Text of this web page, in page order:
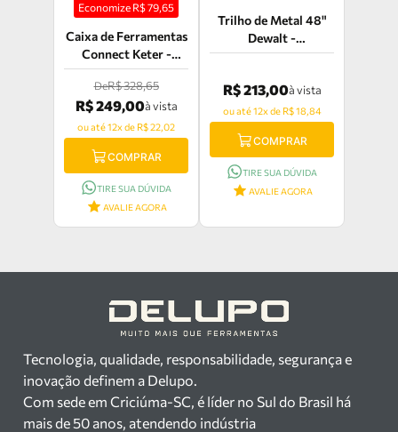
Economize R$79,65
Caixa de Ferramentas
Connect Keter -
17205288
DeR$ 328,65
R$ 249,00à vista
ou até 12x de R$ 22,02
COMPRAR
TIRE SUA DÚVIDA
AVALIE AGORA
Trilho de Metal 48"
Dewalt -
DWST82800
R$ 213,00à vista
ou até 12x de R$ 18,84
COMPRAR
TIRE SUA DÚVIDA
AVALIE AGORA
Tecnologia, qualidade, responsabilidade, segurança e
inovação definem a Delupo.
Com sede em Criciúma-SC, é líder no Sul do Brasil há
mais de 50 anos, atendendo indústria